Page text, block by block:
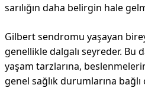
sarılığın daha belirgin hale
Gilbert sendromu yaşayan
genellikle dalgalı seyreder. Bu
yaşam tarzlarına,
genel sağlık durumlarına bağlı